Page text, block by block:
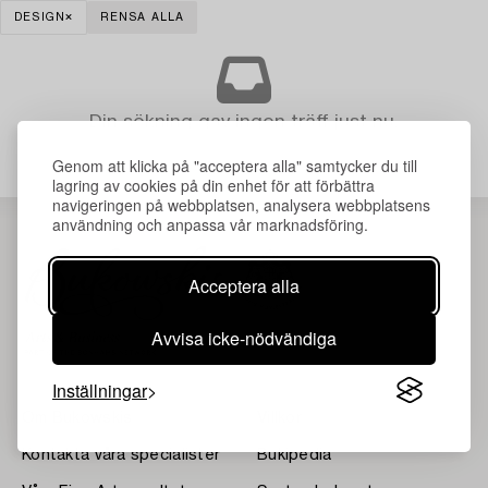
Genom att klicka på "acceptera alla" samtycker du till
lagring av cookies på din enhet för att förbättra
navigeringen på webbplatsen, analysera webbplatsens
användning och anpassa vår marknadsföring.
Acceptera alla
Avvisa icke-nödvändiga
Inställningar
DESIGN RENSA ALLA
Din sökning gav ingen träff just nu.
Kontakta våra specialister Bukipedia